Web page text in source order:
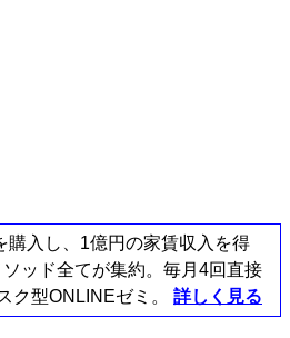
購入し、1億円の家賃収入を得
ッド全てが集約。毎月4回直接
ク型ONLINEゼミ。 詳しく見る